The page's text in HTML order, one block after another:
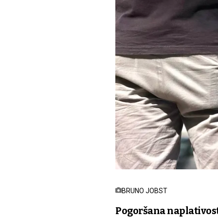
BRUNO JOBST
Pogoršana